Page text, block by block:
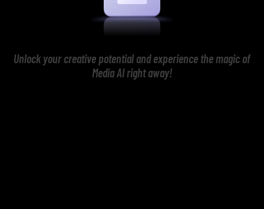
Unlock your creative potential and experience the magic of
Media AI right away!